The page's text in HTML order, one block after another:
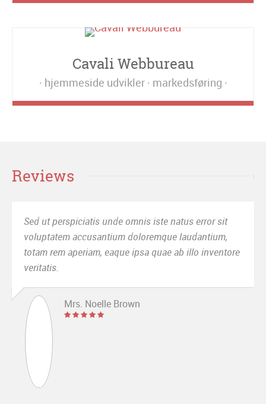
Cavali Webbureau
hjemmeside udvikler markedsføring
Reviews
Sed ut perspiciatis unde omnis iste natus error sit
voluptatem accusantium doloremque laudantium,
totam rem aperiam, eaque ipsa quae ab illo inventore
veritatis.
Mrs. Noelle Brown